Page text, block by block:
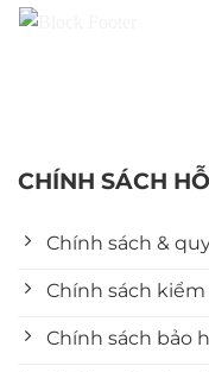
CHÍNH SÁCH
Chính sách &
Chính sách
Chính sách bảo